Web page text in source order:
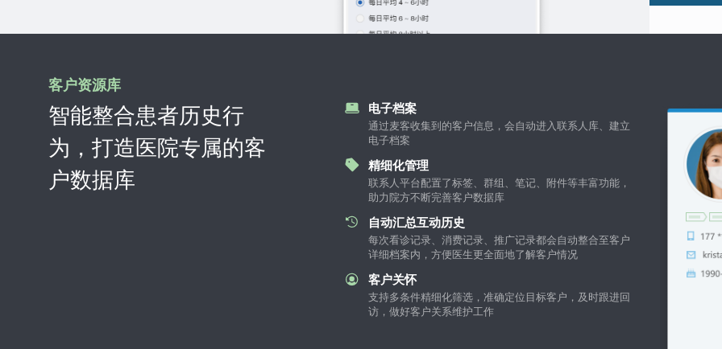
客户资源库
智能整合患者历史行
为，打造医院专属的客
户数据库
电子档案
通过麦客收集到的客户信息，会自动进入联系人库、建立
电子档案
精细化管理
联系人平台配置了标签、群组、笔记、附件等丰富功能，
助力院方不断完善客户数据库
自动汇总互动历史
每次看诊记录、消费记录、推广记录都会自动整合至客户
详细档案内，方便医生更全面地了解客户情况
客户关怀
支持多条件精细化筛选，准确定位目标客户，及时跟进回
访，做好客户关系维护工作